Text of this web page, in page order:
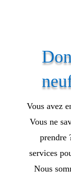
Vous avez
Vous ne
prendre
services
Nous